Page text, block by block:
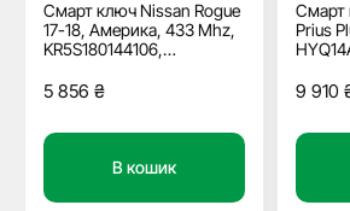
Смарт ключ Nissan Rogue
17-18, Америка, 433 Mhz,
KR5S180144106,
ID4A, 3+1 кнопки, OEM
5 856 ₴
В кошик
Смарт
Prius
9 910